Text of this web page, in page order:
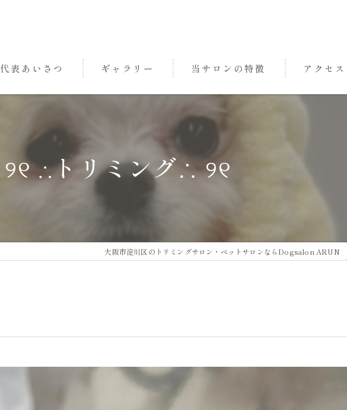
代表あいさつ ギャラリー 当サロンの特徴
パック
小型犬
三国のペットサロン
アクセス
୨୧ ∴トリミング∴ ୨୧
大阪市淀川区のトリミングサロン・ペットサロンならDogsalon ARUN